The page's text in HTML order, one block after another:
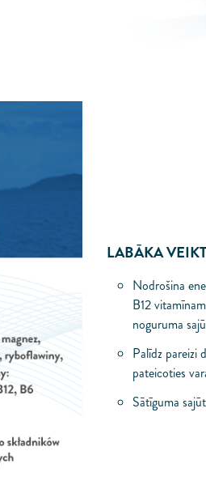
LABĀKA
Nodrošina
B12
noguruma
Palīdz pareizi
pateicoties
Sātīguma